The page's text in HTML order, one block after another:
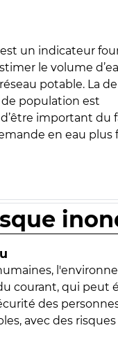
est un indicateur
le volume
potable. La
de population est
important du
en eau plus
courant, qui peut
des
avec des risques